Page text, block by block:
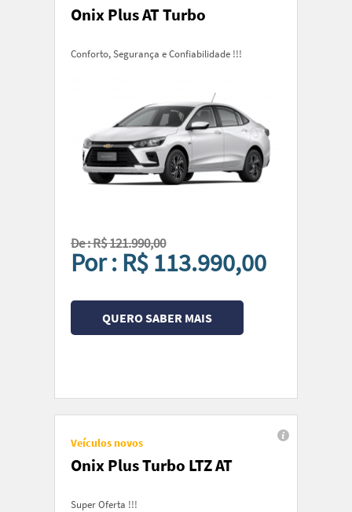
Onix Plus AT Turbo
Conforto, Segurança e Confiabilidade !!!
De : R$ 121.990,00
Por : R$ 113.990,00
QUERO SABER MAIS
Veículos novos
Onix Plus Turbo LTZ AT
Super Oferta !!!